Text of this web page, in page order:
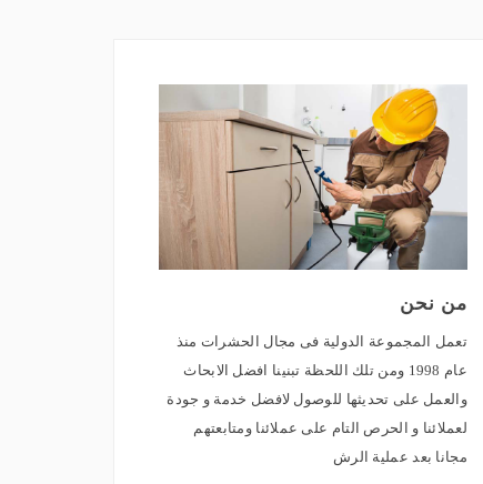
من نحن
تعمل المجموعة الدولية فى مجال الحشرات منذ
عام 1998 ومن تلك اللحظة تبنينا افضل الابحاث
والعمل على تحديثها للوصول لافضل خدمة و جودة
لعملائنا و الحرص التام على عملائنا ومتابعتهم
مجانا بعد عملية الرش